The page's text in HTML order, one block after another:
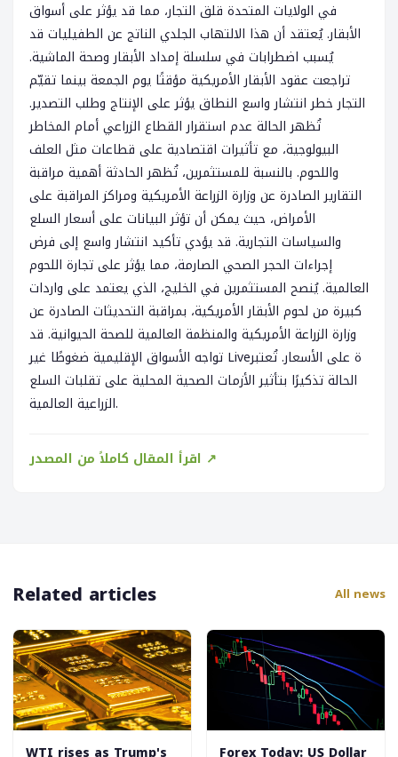
في الولايات المتحدة قلق التجار، مما قد يؤثر على أسواق
الأبقار. يُعتقد أن هذا الالتهاب الجلدي الناتج عن الطفيليات قد
يُسبب اضطرابات في سلسلة إمداد الأبقار وصحة الماشية.
تراجعت عقود الأبقار الأمريكية مؤقتًا يوم الجمعة بينما تقيّم
التجار خطر انتشار واسع النطاق يؤثر على الإنتاج وطلب التصدير.
تُظهر الحالة عدم استقرار القطاع الزراعي أمام المخاطر
البيولوجية، مع تأثيرات اقتصادية على قطاعات مثل العلف
واللحوم. بالنسبة للمستثمرين، تُظهر الحادثة أهمية مراقبة
التقارير الصادرة عن وزارة الزراعة الأمريكية ومراكز المراقبة على
الأمراض، حيث يمكن أن تؤثر البيانات على أسعار السلع
والسياسات التجارية. قد يؤدي تأكيد انتشار واسع إلى فرض
إجراءات الحجر الصحي الصارمة، مما يؤثر على تجارة اللحوم
العالمية. يُنصح المستثمرين في الخليج، الذي يعتمد على واردات
كبيرة من لحوم الأبقار الأمريكية، بمراقبة التحديثات الصادرة عن
وزارة الزراعة الأمريكية والمنظمة العالمية للصحة الحيوانية. قد
تواجه الأسواق الإقليمية ضغوطًا غير Liveة على الأسعار. تُعتبر
الحالة تذكيرًا بتأثير الأزمات الصحية المحلية على تقلبات السلع
الزراعية العالمية.
اقرأ المقال كاملاً من المصدر ↗
Related articles All news